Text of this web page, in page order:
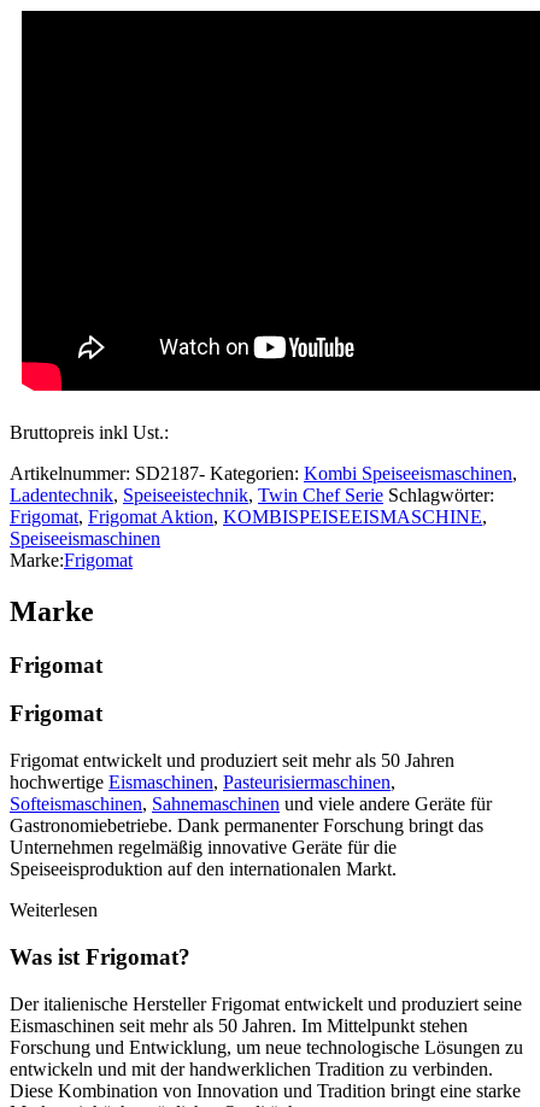
Bruttopreis inkl Ust.:
Artikelnummer: SD2187- Kategorien: Kombi Speiseeismaschinen,
Ladentechnik, Speiseeistechnik, Twin Chef Serie Schlagwörter:
Frigomat, Frigomat Aktion, KOMBISPEISEEISMASCHINE,
Speiseeismaschinen
Marke:Frigomat
Marke
Frigomat
Frigomat
Frigomat entwickelt und produziert seit mehr als 50 Jahren
hochwertige Eismaschinen, Pasteurisiermaschinen,
Softeismaschinen, Sahnemaschinen und viele andere Geräte für
Gastronomiebetriebe. Dank permanenter Forschung bringt das
Unternehmen regelmäßig innovative Geräte für die
Speiseeisproduktion auf den internationalen Markt.
Weiterlesen
Was ist Frigomat?
Der italienische Hersteller Frigomat entwickelt und produziert seine
Eismaschinen seit mehr als 50 Jahren. Im Mittelpunkt stehen
Forschung und Entwicklung, um neue technologische Lösungen zu
entwickeln und mit der handwerklichen Tradition zu verbinden.
Diese Kombination von Innovation und Tradition bringt eine starke